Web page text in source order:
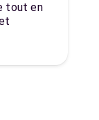
tout en